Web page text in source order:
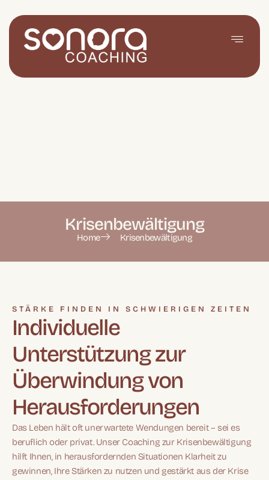
Krisenbewältigung
Home Krisenbewältigung
STÄRKE FINDEN IN SCHWIERIGEN ZEITEN
Individuelle
Unterstützung zur
Überwindung von
Herausforderungen
Das Leben hält oft unerwartete Wendungen bereit – sei es
beruflich oder privat. Unser Coaching zur Krisenbewältigung
hilft Ihnen, in herausfordernden Situationen Klarheit zu
gewinnen, Ihre Stärken zu nutzen und gestärkt aus der Krise